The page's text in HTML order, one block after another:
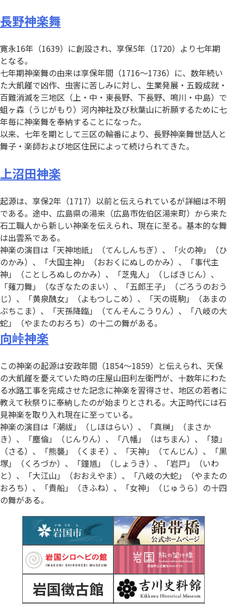
長野神楽舞
寛永16年（1639）に創設され、享保5年（1720）より七年期
となる。
七年期神楽舞の由来は享保年間（1716～1736）に、数年続い
た大飢饉で凶作、虫害に苦しみに対し、生業発展・五穀成就・
百難消滅を三地区（上・中・東長野、下長野、鳴川・中島）で
蛆ヶ森（うじがもり）河内神社及び秋葉山に祈願するために七
年毎に神楽舞を奉納することになった。
以来、七年を期として三区の輪番により、長野神楽舞世話人と
舞子・楽師および地区住民によって続けられてきた。
上沼田神楽
起源は、享保2年（1717）以前と伝えられているが詳細は不明
である。途中、広島県の湯来（広島市佐伯区湯来町）から来た
石工職人から新しい神楽を伝えられ、現在に至る。基本的な舞
は出雲系である。
神楽の演目は「天神地祇」（てんしんちぎ）、「火の神」（ひ
のかみ）、「大国主神」（おおくにぬしのかみ）、「事代主
神」（ことしろぬしのかみ）、「芝鬼人」（しばきじん）、
「薙刀舞」（なぎなたのまい）、「五郎王子」（ごろうのおう
じ）、「黄泉醜女」（よもつしこめ）、「天の斑駒」（あまの
ぶちこま）、「天孫降臨」（てんそんこうりん）、「八岐の大
蛇」（やまたのおろち）の十二の舞がある。
向峠神楽
この神楽の起源は安政年間（1854～1859）と伝えられ、天保
の大飢饉を憂えていた時の庄屋山田利左衛門が、十数年にわた
る水路工事を完成させた記念に神楽を習得させ、地区の若者に
教えて秋祭りに奉納したのが始まりとされる。大正時代には石
見神楽を取り入れ現在に至っている。
神楽の演目は「潮祓」（しほはらい）、「真榊」（まさか
き）、「塵倫」（じんりん）、「八幡」（はちまん）、「猿」
（さる）、「熊襲」（くまそ）、「天神」（てんじん）、「黒
塚」（くろづか）、「鐘馗」（しょうき）、「岩戸」（いわ
と）、「大江山」（おおえやま）、「八岐の大蛇」（やまたの
おろち）、「貴船」（きふね）、「女神」（じゅうら）の十四
の舞がある。
岩国徴古館